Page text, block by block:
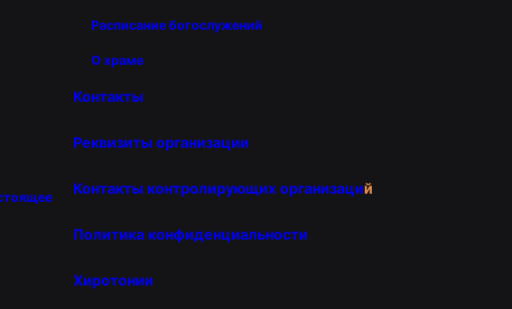
Расписание богослужений
О храме
Контакты
Реквизиты организации
Контакты контролирующих организаций
Политика конфиденциальности
Хиротонии